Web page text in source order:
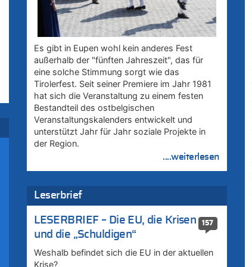
Es gibt in Eupen wohl kein anderes Fest
außerhalb der "fünften Jahreszeit", das für
eine solche Stimmung sorgt wie das
Tirolerfest. Seit seiner Premiere im Jahr 1981
hat sich die Veranstaltung zu einem festen
Bestandteil des ostbelgischen
Veranstaltungskalenders entwickelt und
unterstützt Jahr für Jahr soziale Projekte in
der Region.
....weiterlesen
Leserbrief
157
LESERBRIEF – Die EU, die Krisen
und die „Schuldigen“
Weshalb befindet sich die EU in der aktuellen
Krise?